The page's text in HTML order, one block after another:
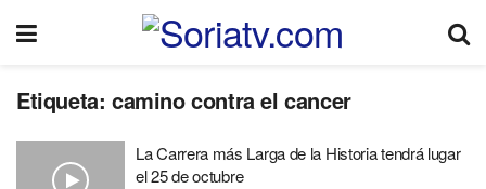
Etiqueta: camino contra el cancer
La Carrera más Larga de la Historia tendrá lugar
el 25 de octubre